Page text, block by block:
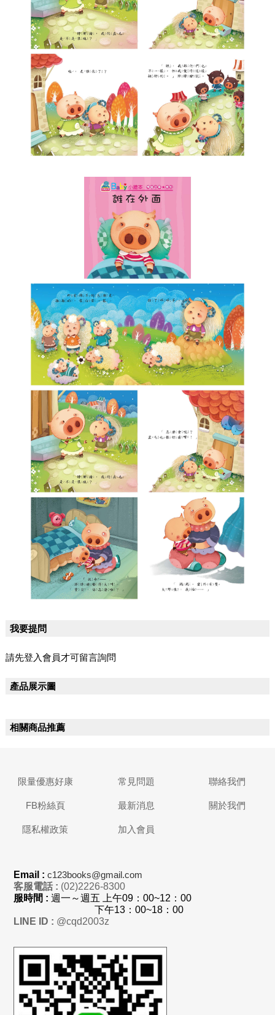
我要提問
請先登入會員才可留言詢問
產品展示圖
相關商品推薦
限量優惠好康 常見問題 聯絡我們
FB粉絲頁 最新消息 關於我們
隱私權政策 加入會員
Email :c123books@gmail.com
客服電話 : (02)2226-8300
服時間 :週一～週五 上午09：00~12：00
下午13：00~18：00
LINE ID : @cqd2003z